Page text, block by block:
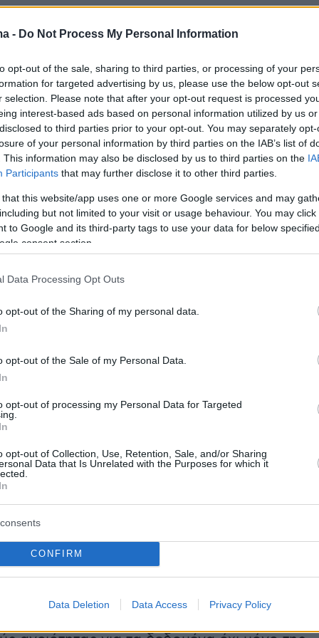
- Do Not Process My Personal Information
opt-out of the sale, sharing to third parties, or processing of your
for targeted advertising by us, please use the below opt-out
selection. Please note that after your opt-out request is processed
interest-based ads based on personal information utilized by us
to third parties prior to your opt-out. You may separately
of your personal information by third parties on the IAB’s list of
This information may also be disclosed by us to third parties on the
Participants that may further disclose it to other third parties.
that this website/app uses one or more Google services and may
but not limited to your visit or usage behaviour. You may
to Google and its third-party tags to use your data for below
consent section.
Data Processing Opt Outs
opt-out of the Sharing of my personal data.
opt-out of the Sale of my Personal Data.
opt-out of processing my Personal Data for Targeted
opt-out of Collection, Use, Retention, Sale, and/or Sharing
Data that Is Unrelated with the Purposes for which it
CONFIRM
Data Deletion Data Access Privacy Policy
είναι και η ανάρτηση της Ελένης
για την αγαπημένη της αδερφή, τη Ζωή.
τέτοια ώρα ήμασταν έξω και
η κάθε μία με την παρέα της...Που να
λίγες ώρες αργότερα τι θα ξημέρωνε...Το
σου: είμαι στο τάδε μαγαζί άμα θέλεις
πήγα, γύρισα σπίτι...και ξαφνικά, σαν ψέμα,
μας εφιάλτης, με το δικό σου
γίνεται να το ξεχάσεις, δεν γίνεται να μην
Εικόνες και στιγμές που δεν φεύγουν
σου. Όσα χρόνια και αν περάσουν, όσες
κομμάτι μας λείπει. Μόνο μέσα από τα
να επικοινωνήσουμε μαζί σου. Μόνο
τα νέα μας.Και τα κομμάτια γίνανε δύο.
μεγάλωσε, με την μόνη παρηγοριά ότι δεν
10 χρόνια και είναι σαν ψέμα. Να 'σαι
εκεί πάνω. Μας λείπεις, μας λείπετε.
συγκλόνισε το πανελλήνιο
τα Χριστούγεννα του 2012, όταν η Ελλάδα